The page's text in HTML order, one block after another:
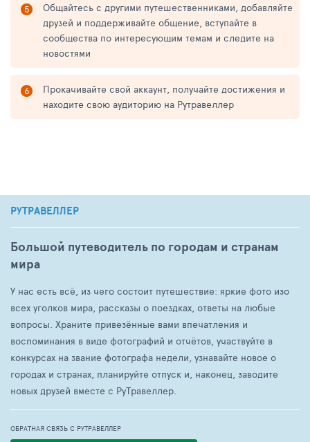
Общайтесь с другими путешественниками, добавляйте
друзей и поддерживайте общение, вступайте в
сообщества по интересующим темам и следите на
новостями
Прокачивайте свой аккаунт, получайте достижения и
находите свою аудиторию на Рутравеллер
РУТРАВЕЛЛЕР
Большой путеводитель по городам и странам
мира
У нас есть всё, из чего состоит путешествие: яркие фото изо
всех уголков мира, рассказы о поездках, ответы на любые
вопросы. Храните привезённые вами впечатления и
воспоминания в виде фотографий и отчётов, участвуйте в
конкурсах на звание фотографа недели, узнавайте новое о
городах и странах, планируйте отпуск и, наконец, заводите
новых друзей вместе с РуТравеллер.
ОБРАТНАЯ СВЯЗЬ С РУТРАВЕЛЛЕР